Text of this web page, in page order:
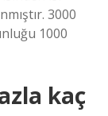
3000
1000
kaç